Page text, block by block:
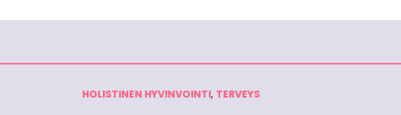
HOLISTINEN HYVINVOINTI, TERVEYS